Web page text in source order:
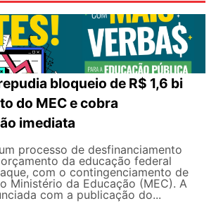
bloqueio de R$ 1,6 bi
do MEC e cobra
imediata
processo de desfinanciamento
da educação federal
com o contingenciamento de
Ministério da Educação (MEC). A
com a publicação do...